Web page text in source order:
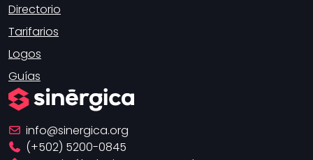
Directorio
Tarifarios
Logos
Guías
info
sinergica.org
(+502) 5200-0845